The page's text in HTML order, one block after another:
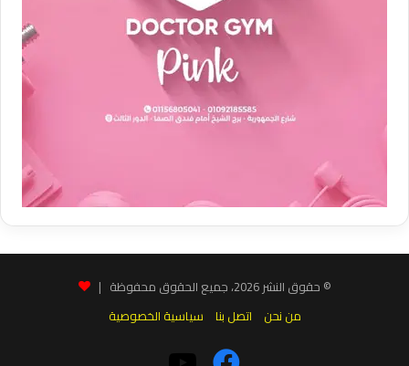
© حقوق النشر 2026، جميع الحقوق محفوظة |
من نحن
اتصل بنا سياسية الخصوصية
فيسبوك